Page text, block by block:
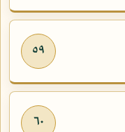
٥٩
٦٠